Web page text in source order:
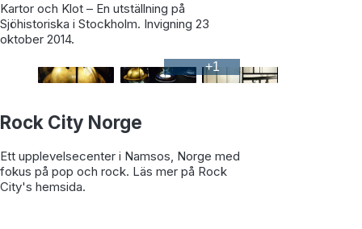
Kartor och Klot – En utställning på
Sjöhistoriska i Stockholm. Invigning 23
oktober 2014.
+1
Rock City Norge
Ett upplevelsecenter i Namsos, Norge med
fokus på pop och rock. Läs mer på Rock
City's hemsida.